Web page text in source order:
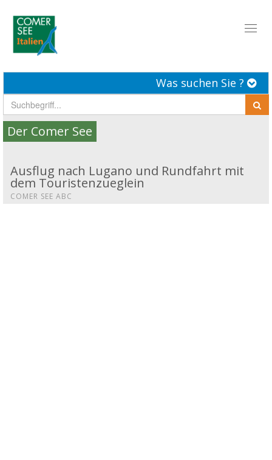
Was suchen Sie ?
Der Comer See
Ausflug nach Lugano und Rundfahrt mit
dem Touristenzueglein
COMER SEE ABC